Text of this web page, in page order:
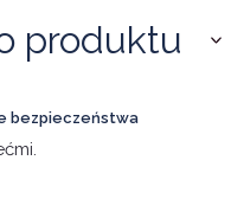
produktu
bezpieczeństwa